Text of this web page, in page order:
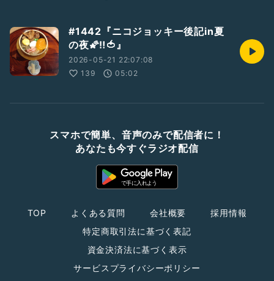
#1442『ニコジョッキー後記in夏
の夜🌠‼️🍅』
2026-05-21 22:07:08
139
05:02
スマホで簡単、音声のみで配信者に！
あなたも今すぐラジオ配信
TOP よくある質問 会社概要
採用情報
特定商取引法に基づく表記
資金決済法に基づく表示
サービスプライバシーポリシー